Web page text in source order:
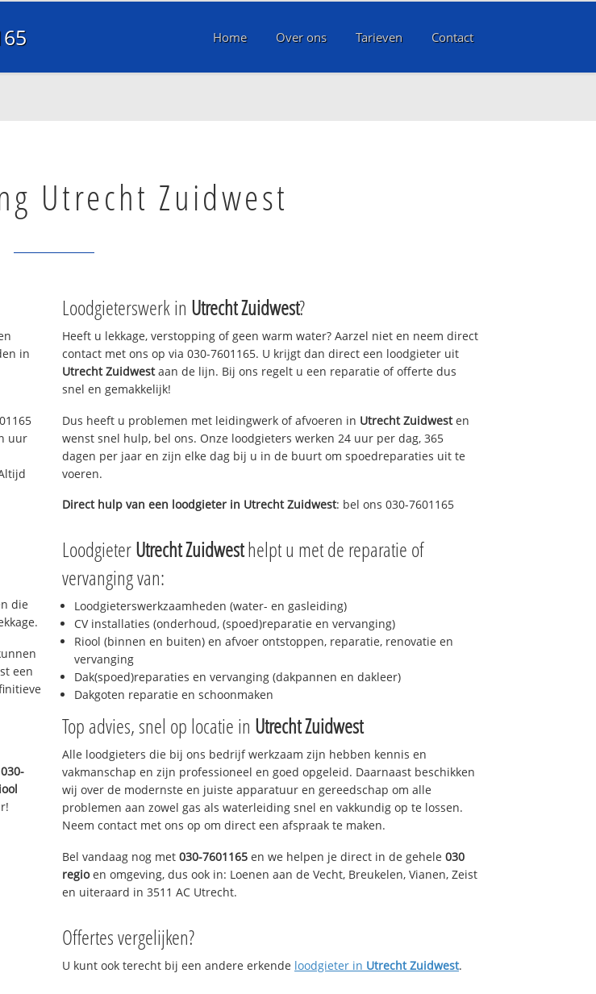
Home Over ons Tarieven Contact
Utrecht Zuidwest
in
uur
die
een
030-
Loodgieterswerk in Utrecht Zuidwest?
Heeft u lekkage, verstopping of geen warm water? Aarzel niet en neem direct
contact met ons op via 030-7601165. U krijgt dan direct een loodgieter uit
Utrecht Zuidwestaan de lijn. Bij ons regelt u een reparatie of offerte dus
snel en gemakkelijk!
Dus heeft u problemen met leidingwerk of afvoeren in Utrecht Zuidwesten
wenst snel hulp, bel ons. Onze loodgieters werken 24 uur per dag, 365
dagen per jaar en zijn elke dag bij u in de buurt om spoedreparaties uit te
voeren.
Direct hulp van een loodgieter in Utrecht Zuidwest: bel ons 030-7601165
LoodgieterUtrecht Zuidwesthelpt u met de reparatie of
vervanging van:
Loodgieterswerkzaamheden (water- en gasleiding)
CV installaties (onderhoud, (spoed)reparatie en vervanging)
Riool (binnen en buiten) en afvoer ontstoppen, reparatie, renovatie en
vervanging
Dak(spoed)reparaties en vervanging (dakpannen en dakleer)
Dakgoten reparatie en schoonmaken
Top advies, snel op locatie in Utrecht Zuidwest
Alle loodgieters die bij ons bedrijf werkzaam zijn hebben kennis en
vakmanschap en zijn professioneel en goed opgeleid. Daarnaast beschikken
wij over de modernste en juiste apparatuur en gereedschap om alle
problemen aan zowel gas als waterleiding snel en vakkundig op te lossen.
Neem contact met ons op om direct een afspraak te maken.
Bel vandaag nog met 030-7601165 en we helpen je direct in de gehele 030
regioen omgeving, dus ook in: Loenen aan de Vecht, Breukelen, Vianen, Zeist
en uiteraard in 3511 AC Utrecht.
Offertes vergelijken?
U kunt ook terecht bij een andere erkende loodgieter in Utrecht Zuidwest.